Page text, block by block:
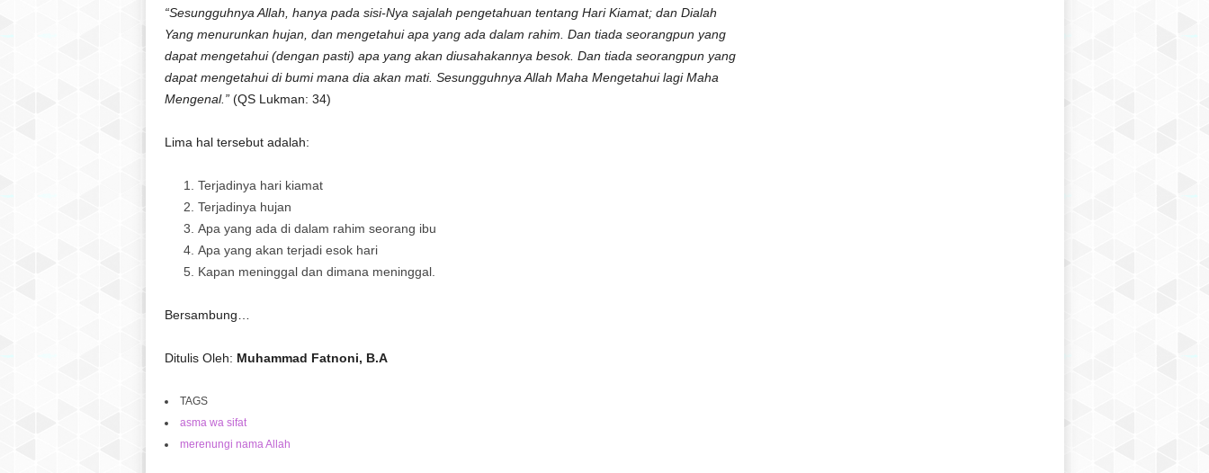
“Sesungguhnya Allah, hanya pada sisi-Nya sajalah pengetahuan tentang Hari Kiamat; dan Dialah
Yang menurunkan hujan, dan mengetahui apa yang ada dalam rahim. Dan tiada seorangpun yang
dapat mengetahui (dengan pasti) apa yang akan diusahakannya besok. Dan tiada seorangpun yang
dapat mengetahui di bumi mana dia akan mati. Sesungguhnya Allah Maha Mengetahui lagi Maha
Mengenal.”(QS Lukman: 34)
Lima hal tersebut adalah:
Terjadinya hari kiamat
Terjadinya hujan
Apa yang ada di dalam rahim seorang ibu
Apa yang akan terjadi esok hari
Kapan meninggal dan dimana meninggal.
Bersambung…
Ditulis Oleh: Muhammad Fatnoni, B.A
TAGS
asma wa sifat
merenungi nama Allah